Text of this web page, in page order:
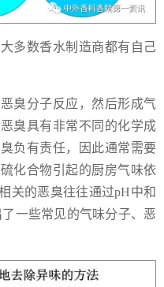
多数香水制造商都有自己
臭分子反应，然后形成气
臭具有非常不同的化学成
负有责任，因此通常需要
化合物引起的厨房气味依
关的恶臭往往通过pH中和
一些常见的气味分子、恶